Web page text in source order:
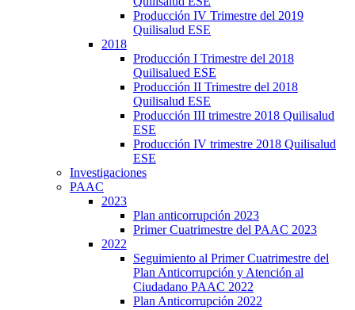
Producción IV Trimestre del 2019
Quilisalud ESE
2018
Producción I Trimestre del 2018
Quilisalued ESE
Producción II Trimestre del 2018
Quilisalud ESE
Producción III trimestre 2018 Quilisalud
ESE
Producción IV trimestre 2018 Quilisalud
ESE
Investigaciones
PAAC
2023
Plan anticorrupción 2023
Primer Cuatrimestre del PAAC 2023
2022
Seguimiento al Primer Cuatrimestre del
Plan Anticorrupción y Atención al
Ciudadano PAAC 2022
Plan Anticorrupción 2022